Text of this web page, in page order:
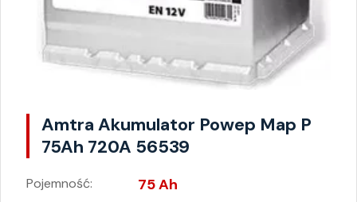
Amtra Akumulator Powep Map P
75Ah 720A 56539
Pojemność: 75 Ah